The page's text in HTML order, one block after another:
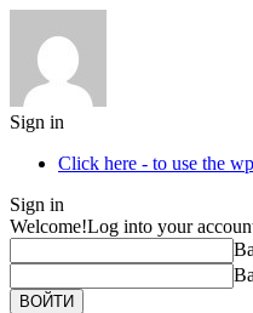
Sign in
Click here - to use the
Sign in
Welcome!Log into your